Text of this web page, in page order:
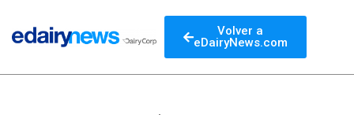
Volver a
eDairyNews.com